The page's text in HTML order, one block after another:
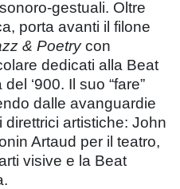
gestuali. Oltre
porta avanti il filone
& Poetrycon
dedicati alla Beat
‘900. Il suo “fare”
dalle avanguardie
artistiche: John
Artaud per il teatro,
visive e la Beat